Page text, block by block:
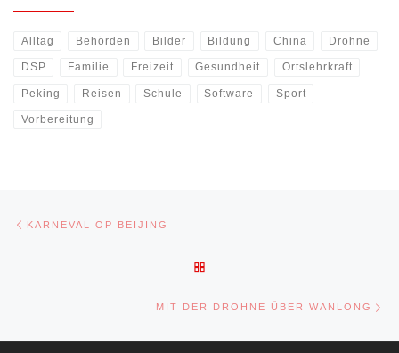
Alltag Behörden Bilder Bildung China Drohne
DSP Familie Freizeit Gesundheit Ortslehrkraft
Peking Reisen Schule Software Sport
Vorbereitung
Beitragsnavigation
KARNEVAL OP BEIJING
MIT DER DROHNE ÜBER WANLONG